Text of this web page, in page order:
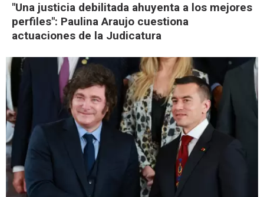
"Una justicia debilitada ahuyenta a los mejores
perfiles": Paulina Araujo cuestiona
actuaciones de la Judicatura